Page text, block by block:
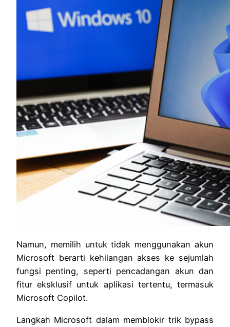
Namun, memilih untuk tidak menggunakan akun
Microsoft berarti kehilangan akses ke sejumlah
fungsi penting, seperti pencadangan akun dan
fitur eksklusif untuk aplikasi tertentu, termasuk
Microsoft Copilot.
Langkah Microsoft dalam memblokir trik bypass